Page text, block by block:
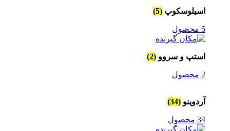
اسیلوسکوپ (5)
5 محصول
استپ و سروو (2)
2 محصول
آردوینو (34)
34 محصول